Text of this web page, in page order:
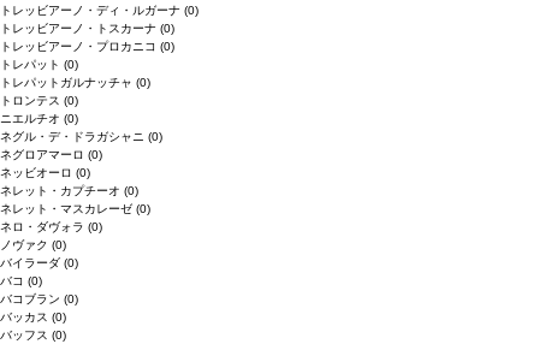
トレッビアーノ・ディ・ルガーナ (0)
トレッビアーノ・トスカーナ (0)
トレッビアーノ・プロカニコ (0)
トレパット (0)
トレパットガルナッチャ (0)
トロンテス (0)
ニエルチオ (0)
ネグル・デ・ドラガシャニ (0)
ネグロアマーロ (0)
ネッビオーロ (0)
ネレット・カプチーオ (0)
ネレット・マスカレーゼ (0)
ネロ・ダヴォラ (0)
ノヴァク (0)
バイラーダ (0)
バコ (0)
バコブラン (0)
バッカス (0)
バッフス (0)